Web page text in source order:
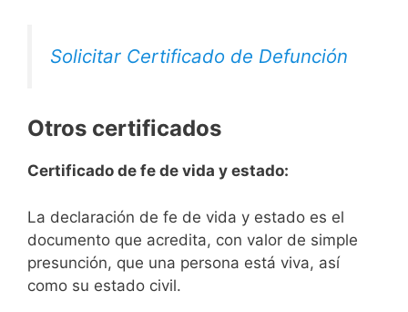
Solicitar Certificado de Defunción
Otros certificados
Certificado de fe de vida y estado:
La declaración de fe de vida y estado es el
documento que acredita, con valor de simple
presunción, que una persona está viva, así
como su estado civil.